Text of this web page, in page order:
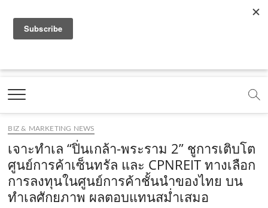
a
e
b
o
o
k
.
c
o
t
b
e
.
c
o
.
o
e
m
e
t
g
r
a
m
.
t
k
c
o
m
Marketing Oops!
DIGITAL | CREATIVE | ADVERTISING | CAMPAIGN |
BIZ & MARKETING NEWS
เจาะทำเล “ปิ่นเกล้า-พระราม 2” ชูการเติบโต
ศูนย์การค้าเซ็นทรัล และ CPNREIT ทางเลือก
การลงทุนในศูนย์การค้าชั้นนำของไทย บน
ทำเลศักยภาพ ผลตอบแทนสม่ำเสมอ